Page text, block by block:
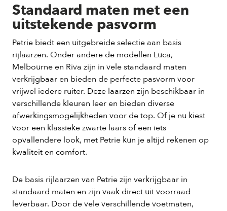
Standaard maten met een
uitstekende pasvorm
Petrie biedt een uitgebreide selectie aan basis
rijlaarzen. Onder andere de modellen Luca,
Melbourne en Riva zijn in vele standaard maten
verkrijgbaar en bieden de perfecte pasvorm voor
vrijwel iedere ruiter. Deze laarzen zijn beschikbaar in
verschillende kleuren leer en bieden diverse
afwerkingsmogelijkheden voor de top. Of je nu kiest
voor een klassieke zwarte laars of een iets
opvallendere look, met Petrie kun je altijd rekenen op
kwaliteit en comfort.
De basis rijlaarzen van Petrie zijn verkrijgbaar in
standaard maten en zijn vaak direct uit voorraad
leverbaar. Door de vele verschillende voetmaten,